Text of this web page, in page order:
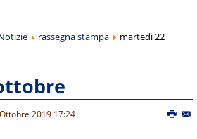
rassegna stampa
martedì 22
2019 17:24